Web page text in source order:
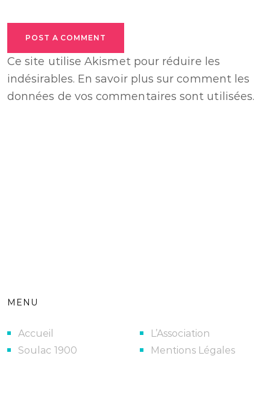
POST A COMMENT
Ce site utilise Akismet pour réduire les
indésirables. En savoir plus sur comment les
données de vos commentaires sont utilisées.
MENU
Accueil
Soulac 1900
L’Association
Mentions Légales